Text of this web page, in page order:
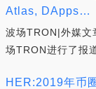
Atlas, DApps…
波场TRON|外媒文
场TRON进行了报
HER:2019年币